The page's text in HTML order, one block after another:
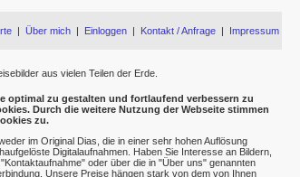
Über mich Einloggen Kontakt / Anfrage Impressum
aus vielen Teilen der Erde.
optimal zu gestalten und fortlaufend verbessern zu
Durch die weitere Nutzung der Webseite stimmen
zu.
im Original Dias, die in einer sehr hohen Auflösung
Digitalaufnahmen. Haben Sie Interesse an Bildern,
oder über die in "Über uns" genannten
Unsere Preise hängen stark von dem von Ihnen